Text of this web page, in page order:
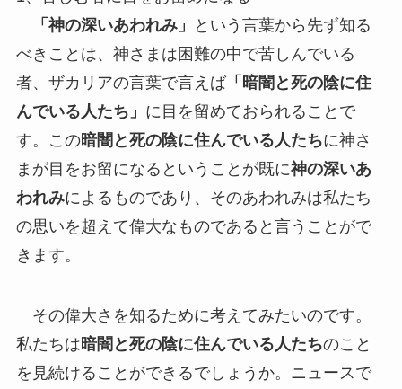
「神の深いあわれみ」
という言葉から先ず知る
べきことは、神さまは困難の中で苦しんでいる
者、ザカリアの言葉で言えば「暗闇と死の陰に住
んでいる人たち」 に目を留めておられることで
す。この暗闇と死の陰に住んでいる人たちに神さ
まが目をお留になるということが既に神の深いあ
われみによるものであり、そのあわれみは私たち
の思いを超えて偉大なものであると言うことがで
きます。
その偉大さを知るために考えてみたいのです。
私たちは暗闇と死の陰に住んでいる人たちのこと
を見続けることができるでしょうか。ニュースで